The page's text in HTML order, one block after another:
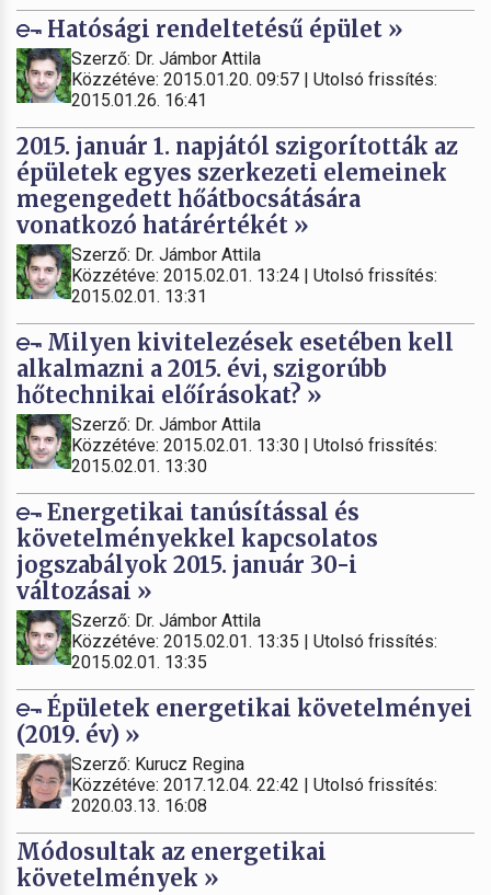
Hatósági rendeltetésű épület »
Szerző: Dr. Jámbor Attila
Közzétéve: 2015.01.20. 09:57 | Utolsó frissítés:
2015.01.26. 16:41
2015. január 1. napjától szigorították az
épületek egyes szerkezeti elemeinek
megengedett hőátbocsátására
vonatkozó határértékét »
Szerző: Dr. Jámbor Attila
Közzétéve: 2015.02.01. 13:24 | Utolsó frissítés:
2015.02.01. 13:31
Milyen kivitelezések esetében kell
alkalmazni a 2015. évi, szigorúbb
hőtechnikai előírásokat? »
Szerző: Dr. Jámbor Attila
Közzétéve: 2015.02.01. 13:30 | Utolsó frissítés:
2015.02.01. 13:30
Energetikai tanúsítással és
követelményekkel kapcsolatos
jogszabályok 2015. január 30-i
változásai »
Szerző: Dr. Jámbor Attila
Közzétéve: 2015.02.01. 13:35 | Utolsó frissítés:
2015.02.01. 13:35
Épületek energetikai követelményei
(2019. év) »
Szerző: Kurucz Regina
Közzétéve: 2017.12.04. 22:42 | Utolsó frissítés:
2020.03.13. 16:08
Módosultak az energetikai
követelmények »